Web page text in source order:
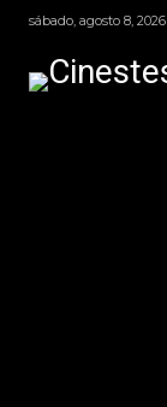
sábado, agosto 8, 2026